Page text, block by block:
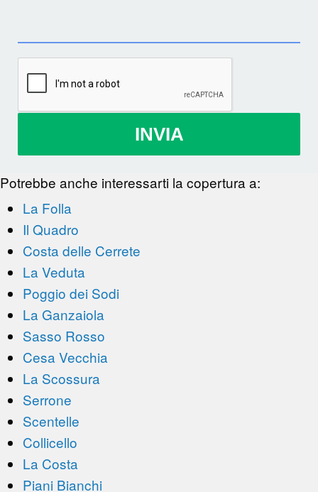
INVIA
Potrebbe anche interessarti la copertura a:
La Folla
Il Quadro
Costa delle Cerrete
La Veduta
Poggio dei Sodi
La Ganzaiola
Sasso Rosso
Cesa Vecchia
La Scossura
Serrone
Scentelle
Collicello
La Costa
Piani Bianchi